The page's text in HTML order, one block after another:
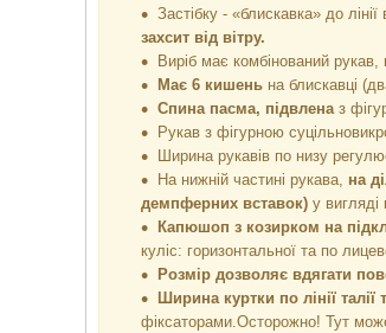
Застібку - «блискавка» до
захсит від вітру.
Виріб має комбінований рукав,
Має 6 кишень на блискавці
Спина пасма, підвленаз
Рукав з фігурною
Ширина рукавів по низу
На нижній частині рукава, на
демпферних вставок) у вигляді
Капюшоп з козирком на
куліс: горизонтальної та по
Розмір дозволяє вдягати
Ширина куртки по лінії талії
фіксаторами.Осторожно! Тут